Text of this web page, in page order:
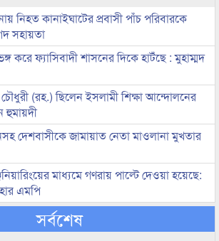
নিহত কানাইঘাটের প্রবাসী পাঁচ পরিবারকে
সহায়তা
করে ফ্যাসিবাদী শাসনের দিকে হাটঁছে : মুহাম্মদ
(রহ.) ছিলেন ইসলামী শিক্ষা আন্দোলনের
দেশবাসীকে জামায়াত নেতা মাওলানা মুখতার
মাধ্যমে গণরায় পাল্টে দেওয়া হয়েছে:
এমপি
সর্বশেষ